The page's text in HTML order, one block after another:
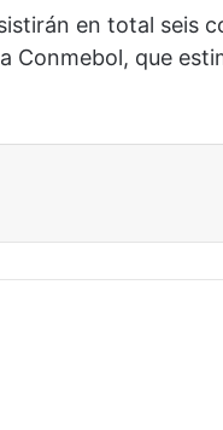
en total seis
Conmebol, que